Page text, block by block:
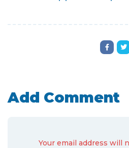
Add Comment
Your email address will